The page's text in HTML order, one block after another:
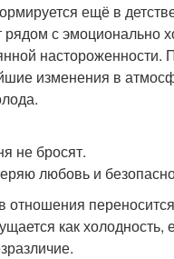
ещё в
рядом с
настороженности.
изменения в
не бросят.
любовь и
отношения
как